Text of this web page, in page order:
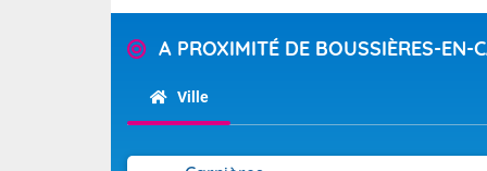
Pour la
Tendance
A PROXIMITÉ DE BOUSSIÈRES-EN-
Ville
Cet après-
Très